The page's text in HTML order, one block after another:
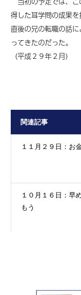
得した耳学問の成果
直後の兄の転職の話
ってきたのだった。
（平成２９年２月）
関連記事
１１月２９日：お
１０月１６日：早
もう